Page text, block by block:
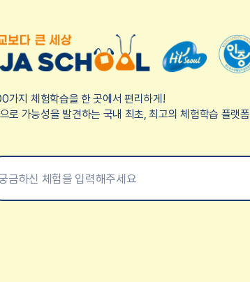
가지 체험학습을 한 곳에서 편리하게!
로 가능성을 발견하는 국내 최초, 최고의 체험학습 플랫폼